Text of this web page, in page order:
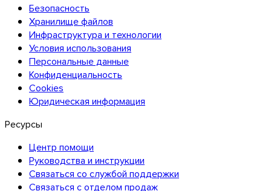
TransferNow на всех ваших устройствах
Компьютер, смартфон, браузер и почта — везде и
Все приложения
Обзор API
Документация API
Попробовать API
TransferNow API
Автоматизируйте передачи — бесплатный
пробный период.
Безопасность
Хранилище файлов
Инфраструктура и технологии
Условия использования
Персональные данные
Конфиденциальность
Cookies
Юридическая информация
Ресурсы
Центр помощи
Руководства и инструкции
Связаться со службой поддержки
Связаться с отделом продаж